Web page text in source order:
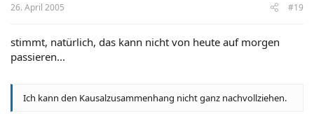
26. April 2005 #19
stimmt, natürlich, das kann nicht von heute auf morgen
passieren...
Ich kann den Kausalzusammenhang nicht ganz nachvollziehen.